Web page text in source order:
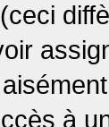
à